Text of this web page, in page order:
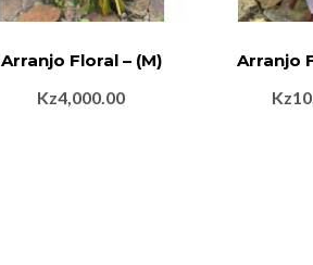
Arranjo Floral – (M)
Kz4,000.00
Arranjo
Kz